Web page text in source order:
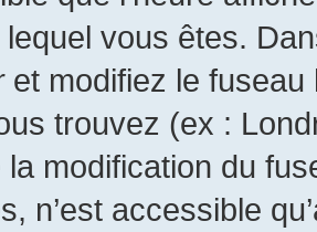
lequel vous êtes.
et modifiez le fuseau
trouvez (ex :
la modification du
n’est accessible